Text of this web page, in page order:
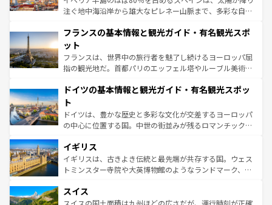
できる。朝目覚めてから夜眠るまで、すべての瞬間を楽し
なお、新着のイタリア情報はコンテンツ一覧を参照してほ
しい。
注ぐ地中海沿岸から雄大なピレネー山脈まで、多彩な自然
文化が根付くこの国では、情熱的なフラメンコ、熱気あふ
れる闘牛、そして美味しいタパスが生活の一部となってい
る。首都マドリードの洗練された雰囲気や、バルセロナの
アートに溢れた街角から、地方では古代ローマ遺跡や中世
せる。地方によって風土や気候が異なるスペインはその個
ンテンツ一覧 を参照してほしい。
フランスの基本情報と観光ガイド・有名観光スポ
ット
フランスは、世界中の旅行者を魅了し続けるヨーロッパ屈
指の観光地だ。首都パリのエッフェル塔やルーブル美術館
で、幅広い魅力が詰まっている。華麗な宮殿、歴史的な大
聖堂、美しいビーチ、そして豊かな自然が、訪れる者を心
から魅了する。また、フランスは美食の国としても知ら
れ、フランス料理はユネスコ無形文化遺産にも登録されて
香り高いラベンダー畑など、多彩な楽しみ方が可能だ。さ
らに、パリ以外の地域にも魅力が溢れており、どの街角に
も豊かな歴史と文化が息づいている。パリ以外の個性あふ
を参照してほしい。
ドイツの基本情報と観光ガイド・有名観光スポッ
ト
ドイツは、豊かな歴史と多彩な文化が交差するヨーロッパ
の中心に位置する国。中世の街並みが残るロマンチック街
顔を持つこの国は、どこを歩いても飽きることがない。ベ
ルリンの文化的活気、バイエルン州のアルプスの絶景、そ
してライン川沿いのワイン畑といった風景は必見。ビール
は、お酒好きな人にはぜひ体験してほしい。 なお、新着の
ドイツ情報はコンテンツ一覧を参照してほしい。
イギリス
イギリスは、古きよき伝統と最先端が共存する国。ウェス
トミンスター寺院や大英博物館のようなランドマーク、歴
リアごとに異なる魅力がある。また、優雅なアフタヌーン
ティー、ビール好きにはたまらない英国パブ、サッカー観
スイス
スイスの国土面積は九州ほどの広さだが、運行時刻が正確